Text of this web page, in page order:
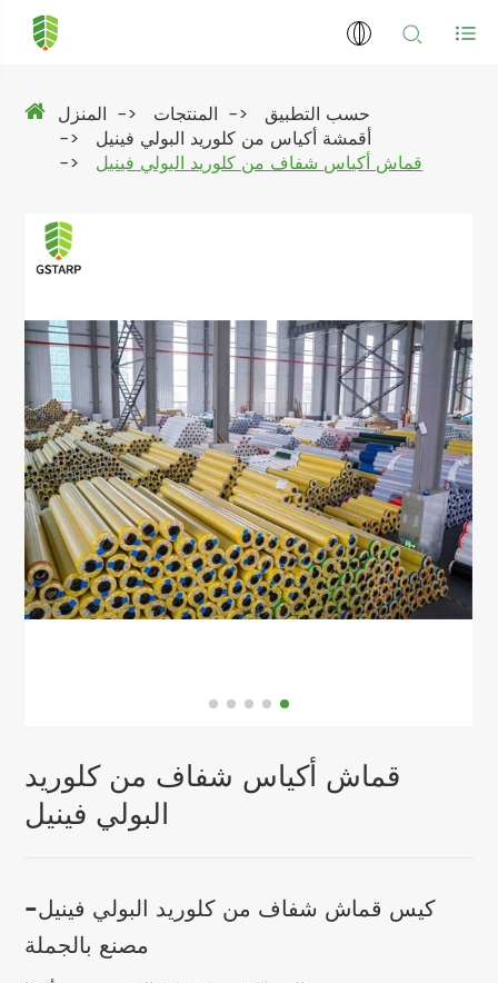
المنزل المنتجات
حسب التطبيق
أقمشة أكياس من كلوريد البولي فينيل
قماش أكياس شفاف من كلوريد البولي فينيل
قماش أكياس شفاف من كلوريد
البولي فينيل
كيس قماش شفاف من كلوريد البولي فينيل-
مصنع بالجملة